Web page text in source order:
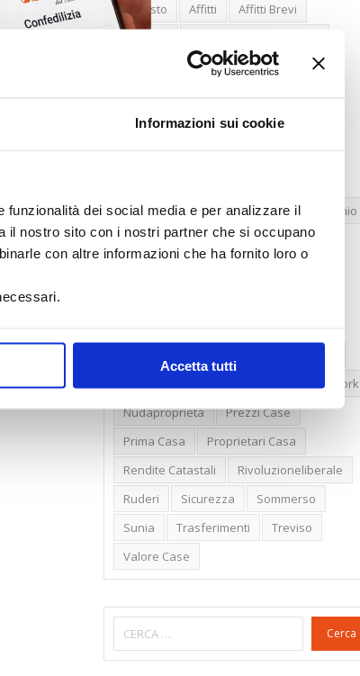
Informazioni sui cookie
dei social media e per analizzare il
il nostro sito con i nostri partner che si occupano
con altre informazioni che ha fornito loro o
Accetta tutti
30posto Affitti
Affitti Brevi
Banca Woolwich
Bilocali
Cambioabitazione
Carenza Alloggi
Compravendite Immobiliari
Condominio
Confcommercio
Confedilizia.EU
New York
Nudaproprietà
Prezzi Case
Prima Casa
Proprietari Casa
Rendite Catastali
Rivoluzioneliberale
Ruderi
Sicurezza
Sommerso
Sunia
Trasferimenti
Treviso
Valore Case
Cerca